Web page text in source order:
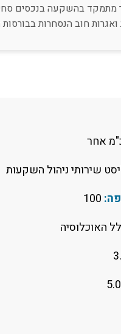
מתמקד בהשקעה בנכסים
ואגרות חוב הנסחרות
אחר
שירותי ניהול השקעות
האוכלוסיה